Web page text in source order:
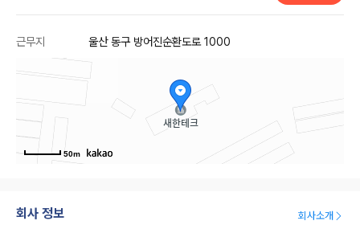
근무지 울산 동구 방어진순환도로 1000
50m
회사 정보 회사소개